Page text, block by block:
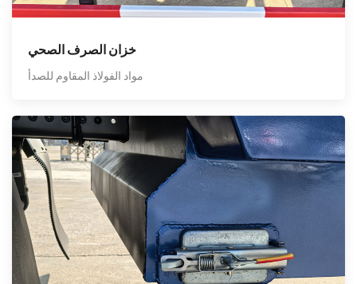
خزان الصرف الصحي
مواد الفولاذ المقاوم للصدأ